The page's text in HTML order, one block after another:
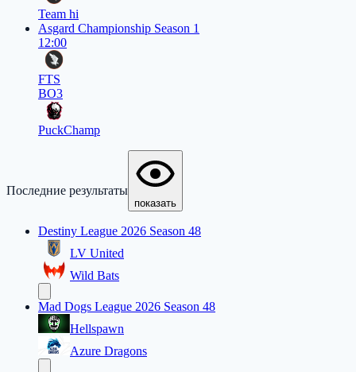
Team hi
Asgard Championship Season 1
12:00
FTS
BO3
PuckChamp
Последние результаты
показать
Destiny League 2026 Season 48
LV United
Wild Bats
Mad Dogs League 2026 Season 48
Hellspawn
Azure Dragons